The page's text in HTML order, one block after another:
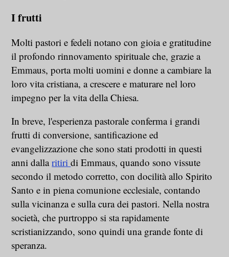
I frutti
Molti pastori e fedeli notano con gioia e gratitudine
il profondo rinnovamento spirituale che, grazie a
Emmaus, porta molti uomini e donne a cambiare la
loro vita cristiana, a crescere e maturare nel loro
impegno per la vita della Chiesa.
In breve, l'esperienza pastorale conferma i grandi
frutti di conversione, santificazione ed
evangelizzazione che sono stati prodotti in questi
anni dallaritiridi Emmaus, quando sono vissute
secondo il metodo corretto, con docilità allo Spirito
Santo e in piena comunione ecclesiale, contando
sulla vicinanza e sulla cura dei pastori. Nella nostra
società, che purtroppo si sta rapidamente
scristianizzando, sono quindi una grande fonte di
speranza.